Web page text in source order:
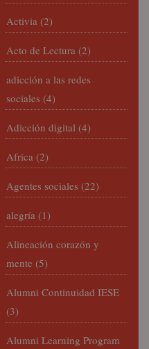
Activia (2)
Acto de Lectura (2)
adicción a las redes
sociales (4)
Adicción digital (4)
Africa (2)
Agentes sociales (22)
alegría (1)
Alineación corazón y
mente (5)
Alumni Continuidad IESE
(3)
Alumni Learning Program